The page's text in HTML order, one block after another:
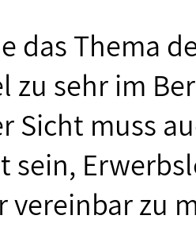
das Thema
zu sehr im
Sicht muss
sein,
vereinbar zu